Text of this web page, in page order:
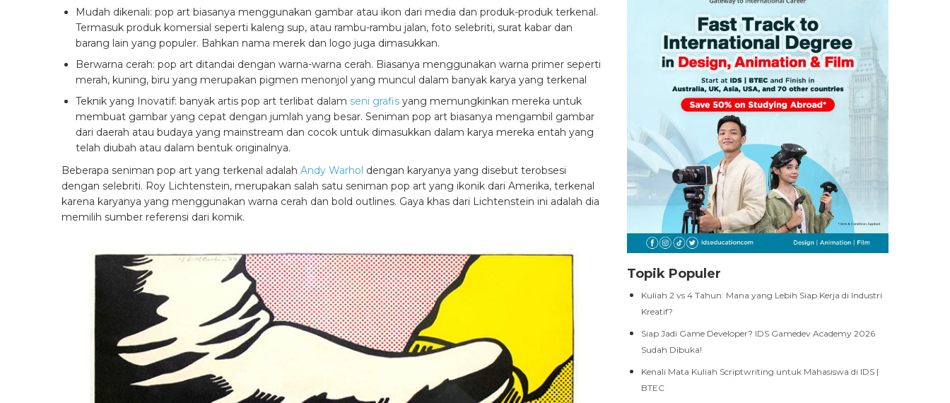
Mudah dikenali: pop art biasanya menggunakan gambar atau ikon dari media dan produk-produk terkenal.
Termasuk produk komersial seperti kaleng sup, atau rambu-rambu jalan, foto selebriti, surat kabar dan
barang lain yang populer. Bahkan nama merek dan logo juga dimasukkan.
Berwarna cerah: pop art ditandai dengan warna-warna cerah. Biasanya menggunakan warna primer seperti
merah, kuning, biru yang merupakan pigmen menonjol yang muncul dalam banyak karya yang terkenal
Teknik yang Inovatif: banyak artis pop art terlibat dalam seni grafis yang memungkinkan mereka untuk
membuat gambar yang cepat dengan jumlah yang besar. Seniman pop art biasanya mengambil gambar
dari daerah atau budaya yang mainstream dan cocok untuk dimasukkan dalam karya mereka entah yang
telah diubah atau dalam bentuk originalnya.
Beberapa seniman pop art yang terkenal adalah Andy Warhol dengan karyanya yang disebut terobsesi
dengan selebriti. Roy Lichtenstein, merupakan salah satu seniman pop art yang ikonik dari Amerika, terkenal
karena karyanya yang menggunakan warna cerah dan bold outlines. Gaya khas dari Lichtenstein ini adalah dia
memilih sumber referensi dari komik.
Topik Populer
Kuliah 2 vs 4 Tahun: Mana yang Lebih Siap Kerja di Industri
Kreatif?
Siap Jadi Game Developer? IDS Gamedev Academy 2026
Sudah Dibuka!
Kenali Mata Kuliah Scriptwriting untuk Mahasiswa di IDS |
BTEC